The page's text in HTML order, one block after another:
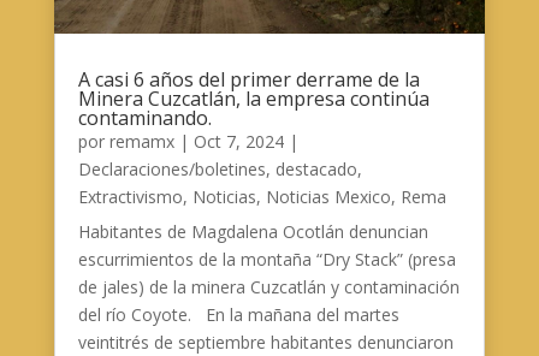
A casi 6 años del primer derrame de la
Minera Cuzcatlán, la empresa continúa
contaminando.
por remamx| Oct 7, 2024|
Declaraciones/boletines, destacado,
Extractivismo, Noticias, Noticias Mexico, Rema
Habitantes de Magdalena Ocotlán denuncian
escurrimientos de la montaña “Dry Stack” (presa
de jales) de la minera Cuzcatlán y contaminación
del río Coyote. En la mañana del martes
veintitrés de septiembre habitantes denunciaron